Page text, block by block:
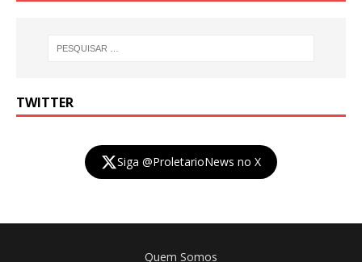
TWITTER
Siga @ProletarioNews no X
Quem Somos